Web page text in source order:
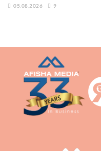
05.08.2026 9